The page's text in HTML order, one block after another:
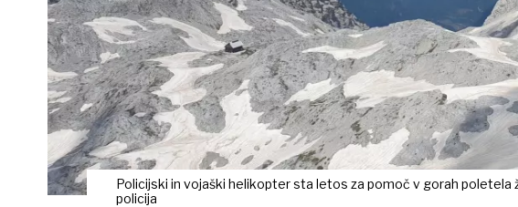
Policijski in vojaški helikopter sta letos za pomoč v gorah
policija